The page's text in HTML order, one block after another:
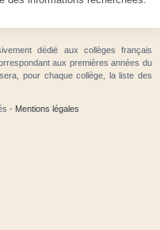
dédié aux collèges français
aux premières années du
pour chaque collège, la liste des
- Mentions légales